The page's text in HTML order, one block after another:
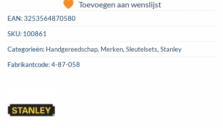
Toevoegen aan wenslijst
EAN:3253564870580
SKU: 100861
Categorieën: Handgereedschap, Merken,Sleutelsets,Stanley
Fabrikantcode: 4-87-058